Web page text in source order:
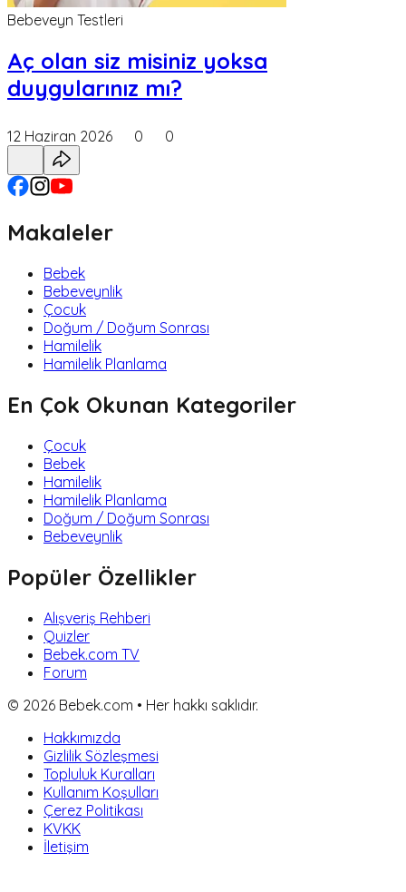
Bebeveyn Testleri
Aç olan siz misiniz yoksa
duygularınız mı?
12 Haziran 2026 0 0
Makaleler
Bebek
Bebeveynlik
Çocuk
Doğum / Doğum Sonrası
Hamilelik
Hamilelik Planlama
En Çok Okunan Kategoriler
Çocuk
Bebek
Hamilelik
Hamilelik Planlama
Doğum / Doğum Sonrası
Bebeveynlik
Popüler Özellikler
Alışveriş Rehberi
Quizler
Bebek.com TV
Forum
© 2026 Bebek.com • Her hakkı saklıdır.
Hakkımızda
Gizlilik Sözleşmesi
Topluluk Kuralları
Kullanım Koşulları
Çerez Politikası
KVKK
İletişim